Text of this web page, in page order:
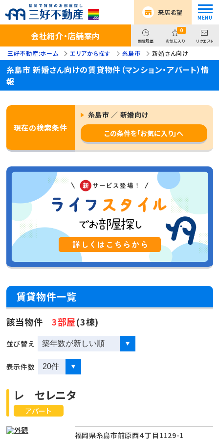
来店希望
会社紹介・店舗案内 閲覧履歴
0
お気に入り リクエスト
三好不動産:ホーム エリアから探す 糸島市 新婚さん向け
糸島市 新婚さん向けの賃貸物件（マンション・アパート）情
報
現在の検索条件
糸島市 ／ 新婚向け
この条件を「お気に入り」へ
賃貸物件一覧
該当物件 3部屋(3棟)
並び替え
表示件数
アパート
レ セレニタ
福岡県糸島市前原西４丁目1129-1